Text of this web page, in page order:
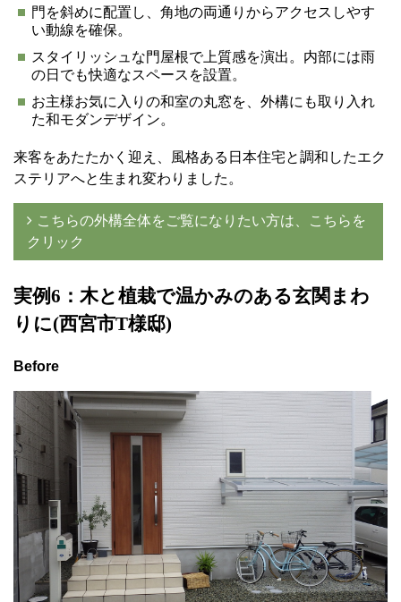
門を斜めに配置し、角地の両通りからアクセスしやす
い動線を確保。
スタイリッシュな門屋根で上質感を演出。内部には雨
の日でも快適なスペースを設置。
お主様お気に入りの和室の丸窓を、外構にも取り入れ
た和モダンデザイン。
来客をあたたかく迎え、風格ある日本住宅と調和したエク
ステリアへと生まれ変わりました。
こちらの外構全体をご覧になりたい方は、こちらを
クリック
実例6 ：木と植栽で温かみのある玄関まわ
りに(西宮市T様邸)
Before